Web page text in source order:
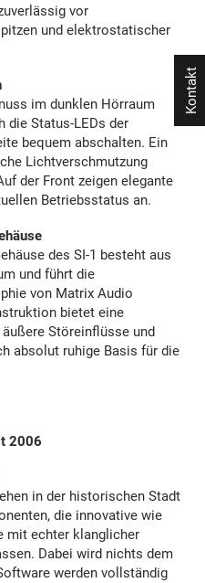
vor
und elektrostatischer
im dunklen Hörraum
die Status-LEDs der
bequem abschalten. Ein
Lichtverschmutzung
der Front zeigen elegante
Betriebsstatus an.
des SI-1 besteht aus
und führt die
von Matrix Audio
bietet eine
Störeinflüsse und
absolut ruhige Basis für die
2006
in der historischen Stadt
die innovative wie
mit echter klanglicher
Dabei wird nichts dem
werden vollständig
Kontakt